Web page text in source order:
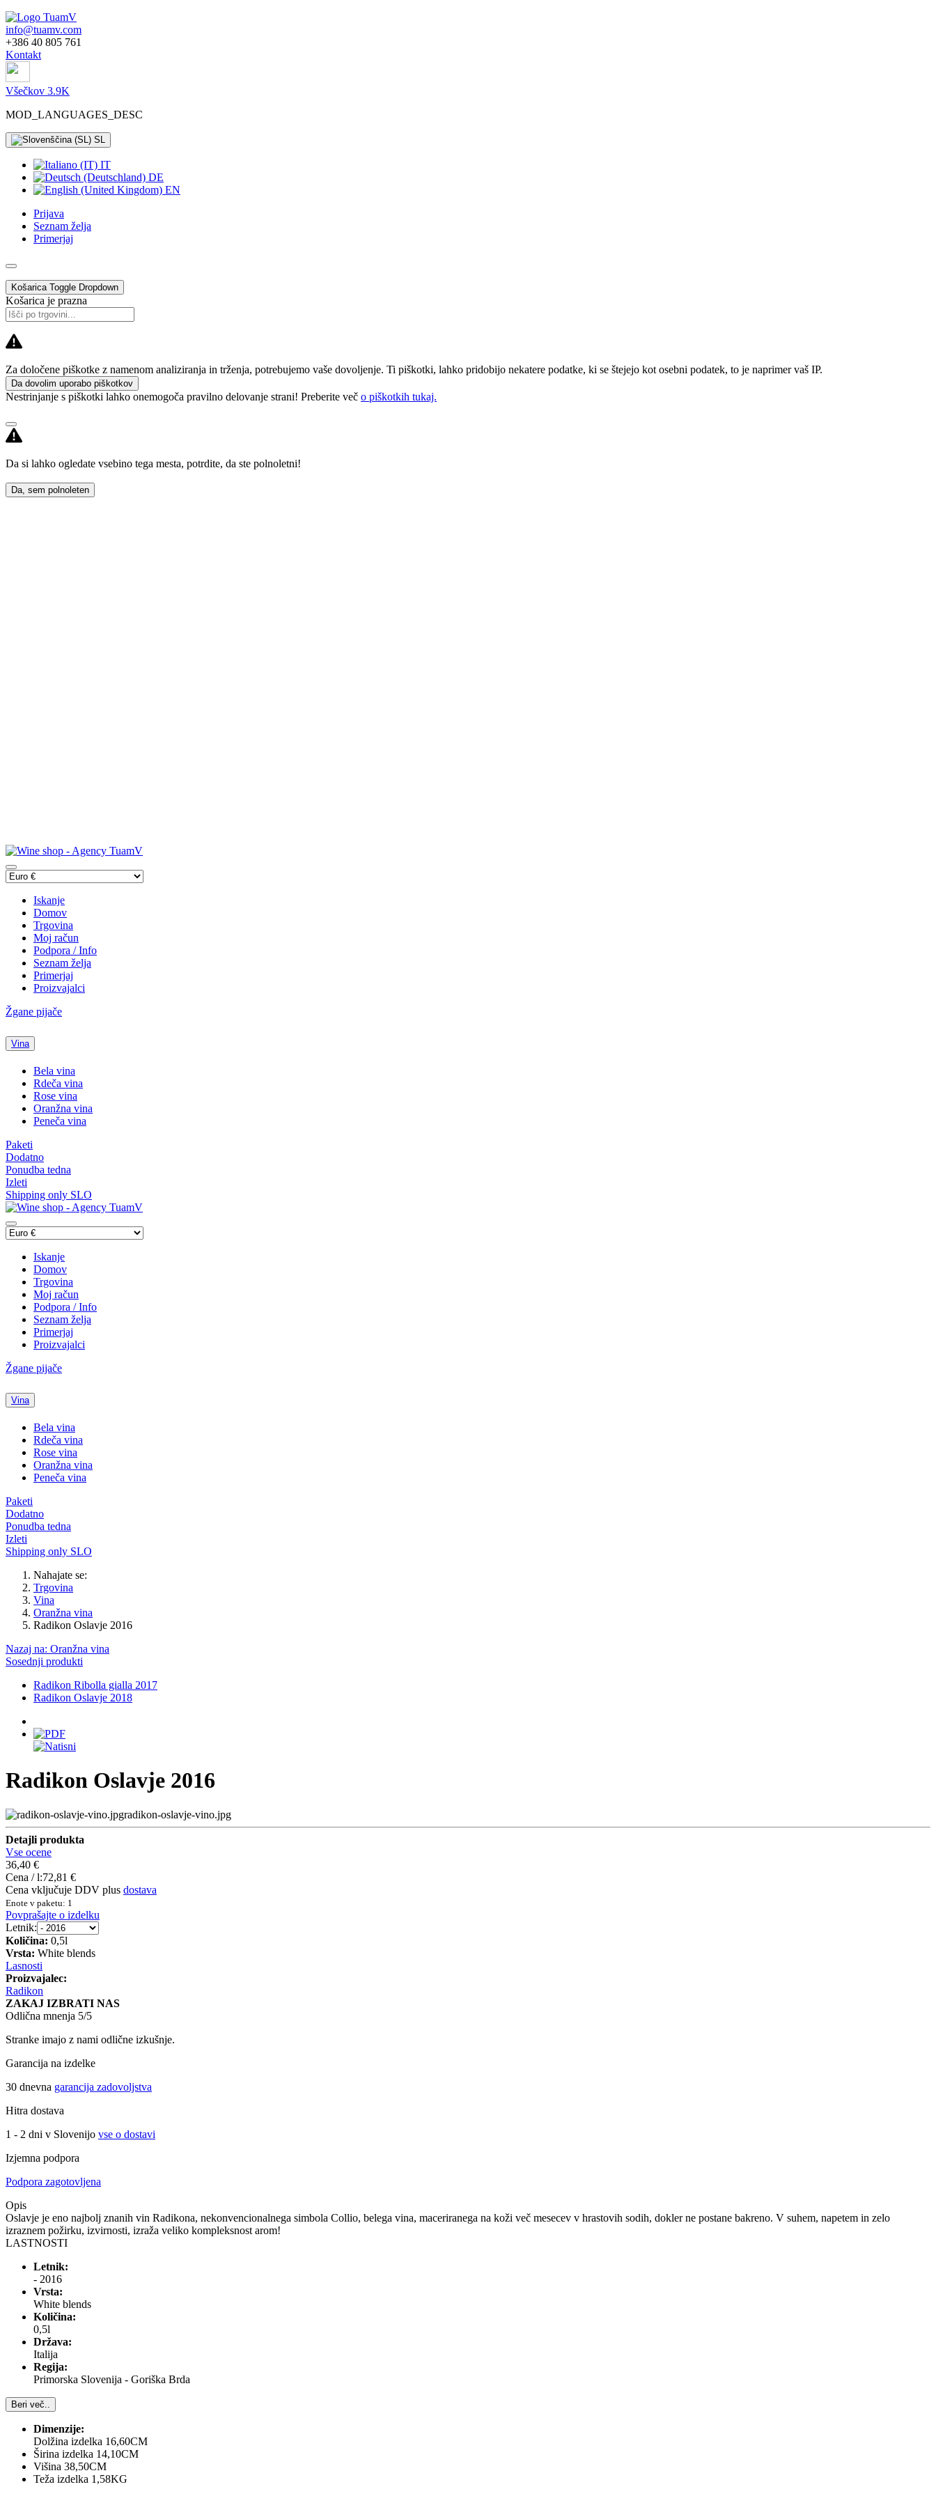
info@tuamv.com
+386 40 805 761
Kontakt
Všečkov 3.9K
MOD_LANGUAGES_DESC
SL
IT
DE
EN
Prijava
Seznam želja
Primerjaj
Košarica Toggle Dropdown
Košarica je prazna
Za določene piškotke z namenom analiziranja in trženja, potrebujemo vaše dovoljenje. Ti piškotki, lahko pridobijo nekatere podatke, ki se štejejo kot osebni podatek, to je naprimer vaš IP.
Da dovolim uporabo piškotkov
Nestrinjanje s piškotki lahko onemogoča pravilno delovanje strani! Preberite več o piškotkih tukaj.
Da si lahko ogledate vsebino tega mesta, potrdite, da ste polnoletni!
Da, sem polnoleten
Iskanje
Domov
Trgovina
Moj račun
Podpora / Info
Seznam želja
Primerjaj
Proizvajalci
Žgane pijače
Vina
Bela vina
Rdeča vina
Rose vina
Oranžna vina
Peneča vina
Paketi
Dodatno
Ponudba tedna
Izleti
Shipping only SLO
Iskanje
Domov
Trgovina
Moj račun
Podpora / Info
Seznam želja
Primerjaj
Proizvajalci
Žgane pijače
Vina
Bela vina
Rdeča vina
Rose vina
Oranžna vina
Peneča vina
Paketi
Dodatno
Ponudba tedna
Izleti
Shipping only SLO
Nahajate se:
Trgovina
Vina
Oranžna vina
Radikon Oslavje 2016
Nazaj na: Oranžna vina
Sosednji produkti
Radikon Ribolla gialla 2017
Radikon Oslavje 2018
Radikon Oslavje 2016
radikon-oslavje-vino.jpg
Detajli produkta
Vse ocene
36,40 €
Cena / l:72,81 €
Cena vključuje DDV plus dostava
Enote v paketu: 1
Povprašajte o izdelku
Letnik:
Količina: 0,5l
Vrsta: White blends
Lasnosti
Proizvajalec:
Radikon
ZAKAJ IZBRATI NAS
Odlična mnenja 5/5
Stranke imajo z nami odlične izkušnje.
Garancija na izdelke
30 dnevna garancija zadovoljstva
Hitra dostava
1 - 2 dni v Slovenijo vse o dostavi
Izjemna podpora
Podpora zagotovljena
Opis
Oslavje je eno najbolj znanih vin Radikona, nekonvencionalnega simbola Collio, belega vina, maceriranega na koži več mesecev v hrastovih sodih, dokler ne postane bakreno. V suhem, napetem in zelo
izraznem požirku, izvirnosti, izraža veliko kompleksnost arom!
LASTNOSTI
Letnik:
- 2016
Vrsta:
White blends
Količina:
0,5l
Država:
Italija
Regija:
Primorska Slovenija - Goriška Brda
Beri več..
Dimenzije:
Dolžina izdelka 16,60CM
Širina izdelka 14,10CM
Višina 38,50CM
Teža izdelka 1,58KG